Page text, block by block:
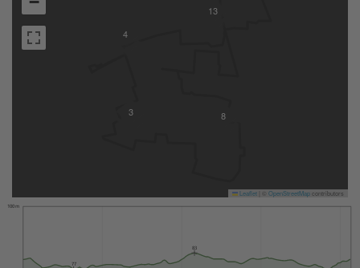
8
3
4
13
Leaflet OpenStreetMapcontributors
100 m
77
83